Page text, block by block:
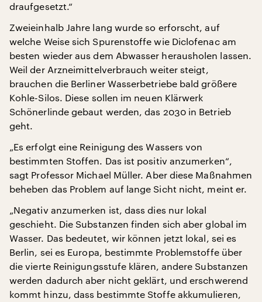
draufgesetzt.“
Zweieinhalb Jahre lang wurde so erforscht, auf
welche Weise sich Spurenstoffe wie Diclofenac am
besten wieder aus dem Abwasser herausholen lassen.
Weil der Arzneimittelverbrauch weiter steigt,
brauchen die Berliner Wasserbetriebe bald größere
Kohle-Silos. Diese sollen im neuen Klärwerk
Schönerlinde gebaut werden, das 2030 in Betrieb
geht.
„Es erfolgt eine Reinigung des Wassers von
bestimmten Stoffen. Das ist positiv anzumerken“,
sagt Professor Michael Müller. Aber diese Maßnahmen
beheben das Problem auf lange Sicht nicht, meint er.
„Negativ anzumerken ist, dass dies nur lokal
geschieht. Die Substanzen finden sich aber global im
Wasser. Das bedeutet, wir können jetzt lokal, sei es
Berlin, sei es Europa, bestimmte Problemstoffe über
die vierte Reinigungsstufe klären, andere Substanzen
werden dadurch aber nicht geklärt, und erschwerend
kommt hinzu, dass bestimmte Stoffe akkumulieren,